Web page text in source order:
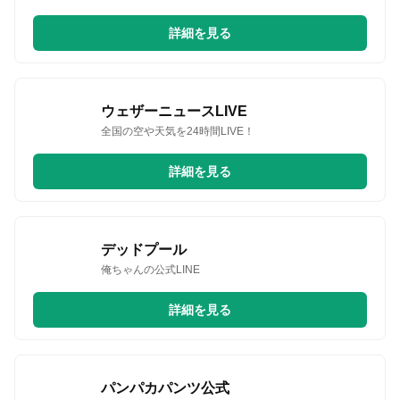
詳細を見る
ウェザーニュースLIVE
全国の空や天気を24時間LIVE！
詳細を見る
デッドプール
俺ちゃんの公式LINE
詳細を見る
パンパカパンツ公式